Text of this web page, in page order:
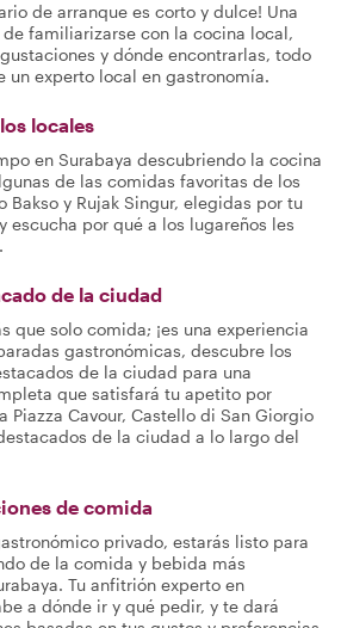
de arranque es corto y dulce! Una
familiarizarse con la cocina local,
y dónde encontrarlas, todo
un experto local en gastronomía.
locales
en Surabaya descubriendo la cocina
de las comidas favoritas de los
Bakso y Rujak Singur, elegidas por tu
escucha por qué a los lugareños les
de la ciudad
que solo comida; ¡es una experiencia
gastronómicas, descubre los
de la ciudad para una
que satisfará tu apetito por
Piazza Cavour, Castello di San Giorgio
de la ciudad a lo largo del
de comida
privado, estarás listo para
de la comida y bebida más
Tu anfitrión experto en
a dónde ir y qué pedir, y te dará